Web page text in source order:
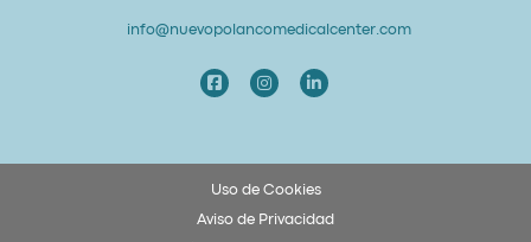
info@nuevopolancomedicalcenter.com
Uso de Cookies
Aviso de Privacidad